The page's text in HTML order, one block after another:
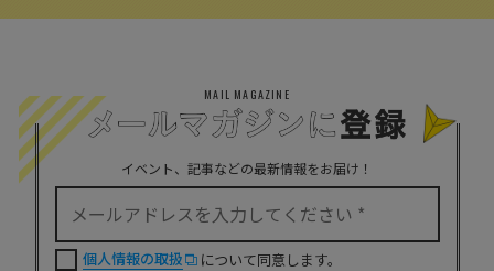
MAIL MAGAZINE
イベント、記事などの最新情報をお届け！
個人情報の取扱 について同意します。